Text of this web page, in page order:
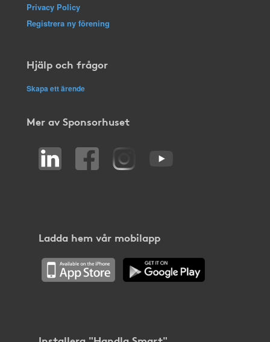
Privacy Policy
Registrera ny förening
Hjälp och frågor
Skapa ett ärende
Mer av Sponsorhuset
Ladda hem vår mobilapp